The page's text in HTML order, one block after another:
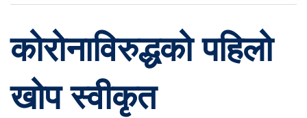
कोरोनाविरुद्धको पहिलो
खोप स्वीकृत